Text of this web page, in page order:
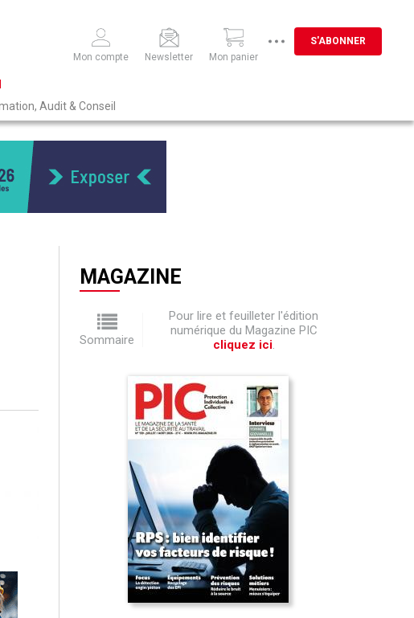
Mon compte Newsletter Mon panier
S'ABONNER
Audit & Conseil
MAGAZINE
Sommaire
Pour lire et feuilleter l'édition
numérique du Magazine PIC
cliquez ici.